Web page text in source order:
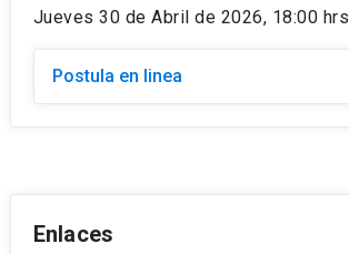
Jueves 30 de Abril de 2026, 18:00 hrs
Postula en linea
Enlaces